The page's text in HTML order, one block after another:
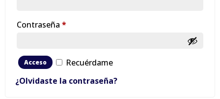
Contraseña *Obligatorio
Recuérdame
Acceso
¿Olvidaste la contraseña?